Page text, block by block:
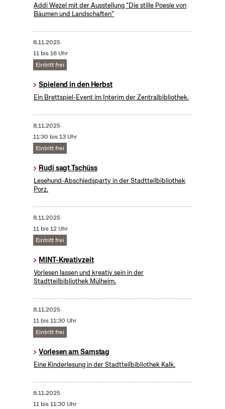
Addi Wezel mit der Ausstellung "Die stille Poesie von
Bäumen und Landschaften"
8.11.2025
11 bis 16 Uhr
Eintritt frei
Spielend in den Herbst
Ein Brettspiel-Event im Interim der Zentralbibliothek.
8.11.2025
11:30 bis 13 Uhr
Eintritt frei
Rudi sagt Tschüss
Lesehund-Abschiedsparty in der Stadtteilbibliothek
Porz.
8.11.2025
11 bis 12 Uhr
Eintritt frei
MINT-Kreativzeit
Vorlesen lassen und kreativ sein in der
Stadtteilbibliothek Mülheim.
8.11.2025
11 bis 11:30 Uhr
Eintritt frei
Vorlesen am Samstag
Eine Kinderlesung in der Stadtteilbibliothek Kalk.
8.11.2025
11 bis 11:30 Uhr